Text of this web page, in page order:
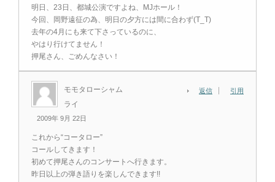
明日、23日、都城公演ですよね、MJホール！
今回、岡野遠征の為、明日の夕方には間に合わず(T_T)
去年の4月にも来て下さっているのに、
やはり行けてません！
押尾さん、ごめんなさい！
モモタローシャム
ライ
2009年 9月 22日
返信 引用
これから“コータロー”
コールしてきます！
初めて押尾さんのコンサートへ行きます。
昨日以上の弾き語りを楽しんできます!!